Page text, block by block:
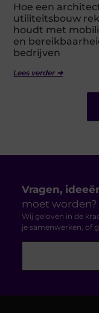
Hoe een
utiliteitsbouw
houdt met
en
bedrijven
Lees verder ➜
Vragen,
moet worden?
Wij geloven in de
je samenwerken, of